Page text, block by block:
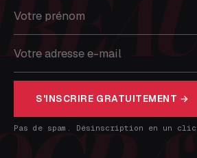
S'INSCRIRE GRATUITEMENT →
Pas de spam. Désinscription en un clic.